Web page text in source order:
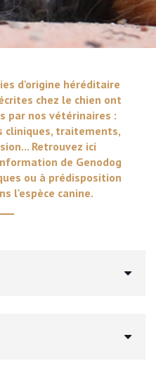
d'origine héréditaire
chez le chien ont
par nos vétérinaires :
cliniques, traitements,
Retrouvez ici
de Genodog
ou à prédisposition
l'espèce canine.